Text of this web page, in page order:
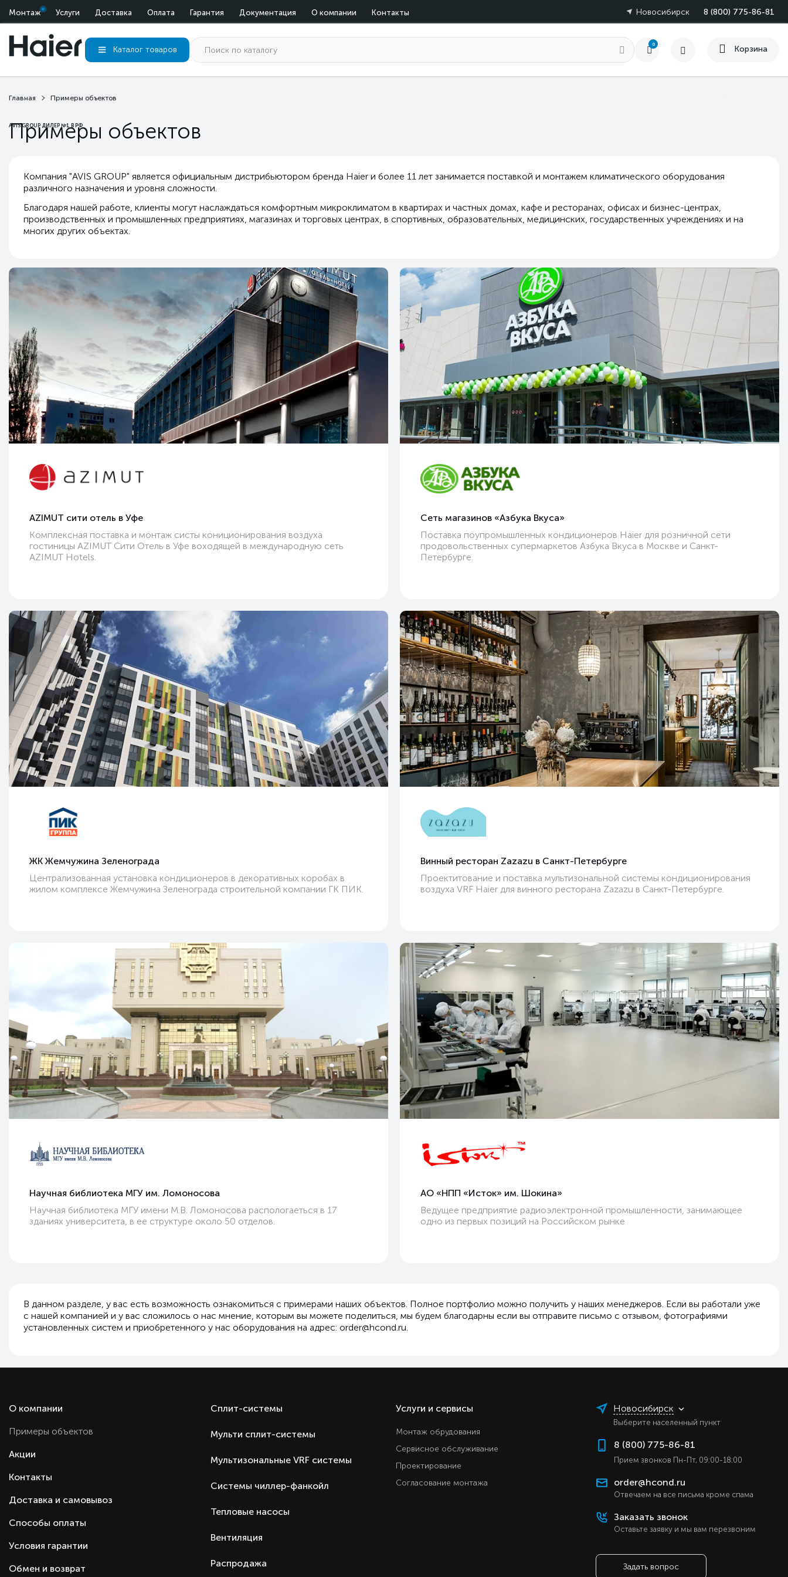
Монтаж Услуги Доставка Оплата Гарантия Документация О компании Контакты 8 (800) 775-86-81
Новосибирск
AVIS GROUP ДИЛЕР №1 В РФ
Каталог товаров
0
Корзина
Главная Примеры объектов
Примеры объектов
Компания "AVIS GROUP" является официальным дистрибьютором бренда Haier и более 11 лет занимается поставкой и монтажем климатического оборудования
различного назначения и уровня сложности.
Благодаря нашей работе, клиенты могут наслаждаться комфортным микроклиматом в квартирах и частных домах, кафе и ресторанах, офисах и бизнес-центрах,
производственных и промышленных предприятиях, магазинах и торговых центрах, в спортивных, образовательных, медицинских, государственных учреждениях и на
многих других объектах.
AZIMUT сити отель в Уфе
Комплексная поставка и монтаж систы кониционирования воздуха
гостиницы AZIMUT Сити Отель в Уфе воходящей в международную сеть
AZIMUT Hotels.
Сеть магазинов «Азбука Вкуса»
Поставка поупромышленных кондиционеров Haier для розничной сети
продовольственных супермаркетов Азбука Вкуса в Москве и Санкт-
Петербурге.
ЖК Жемчужина Зеленограда
Централизованная установка кондиционеров в декоративных коробах в
жилом комплексе Жемчужина Зеленограда строительной компании ГК ПИК.
Винный ресторан Zazazu в Санкт-Петербурге
Проектитование и поставка мультизональной системы кондиционирования
воздуха VRF Haier для винного ресторана Zazazu в Санкт-Петербурге.
Научная библиотека МГУ им. Ломоносова
Научная библиотека МГУ имени М.В. Ломоносова распологаеться в 17
зданиях университета, в ее структуре около 50 отделов.
АО «НПП «Исток» им. Шокина»
Ведущее предприятие радиоэлектронной промышленности, занимающее
одно из первых позиций на Российском рынке
В данном разделе, у вас есть возможность ознакомиться с примерами наших объектов. Полное портфолио можно получить у наших менеджеров. Если вы работали уже
с нашей компанией и у вас сложилось о нас мнение, которым вы можете поделиться, мы будем благодарны если вы отправите письмо с отзывом, фотографиями
установленных систем и приобретенного у нас оборудования на адрес: order@hcond.ru.
О компании
Примеры объектов
Акции
Контакты
Доставка и самовывоз
Способы оплаты
Условия гарантии
Обмен и возврат
Сплит-системы
Мульти сплит-системы
Мультизональные VRF системы
Системы чиллер-фанкойл
Тепловые насосы
Вентиляция
Распродажа
Услуги и сервисы
Монтаж обрудования
Сервисное обслуживание
Проектирование
Согласование монтажа
Новосибирск
Выберите населенный пункт
8 (800) 775-86-81
Прием звонков Пн-Пт, 09:00-18:00
order@hcond.ru
Отвечаем на все письма кроме спама
Заказать звонок
Оставьте заявку и мы вам перезвоним
Задать вопрос